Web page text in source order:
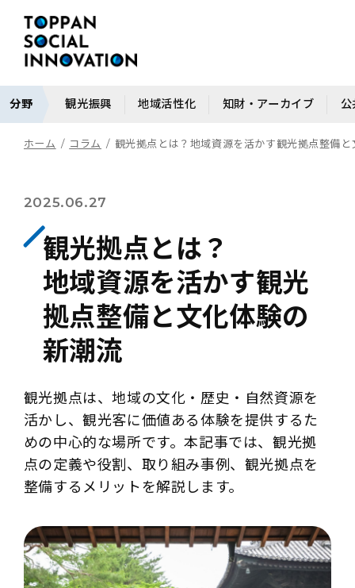
分野 観光振興 地域活性化 知財・アーカイブ
ホーム コラム 観光拠点とは？地域資源を活かす観光拠点整備
2025.06.27
観光拠点とは？
地域資源を活かす観光
拠点整備と文化体験の
新潮流
観光拠点は、地域の文化・歴史・自然資源を
活かし、観光客に価値ある体験を提供するた
めの中心的な場所です。本記事では、観光拠
点の定義や役割、取り組み事例、観光拠点を
整備するメリットを解説します。